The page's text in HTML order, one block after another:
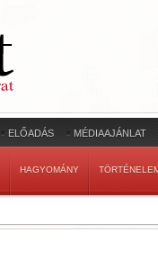
ELŐADÁS MÉDIAAJÁNLAT
HAGYOMÁNY